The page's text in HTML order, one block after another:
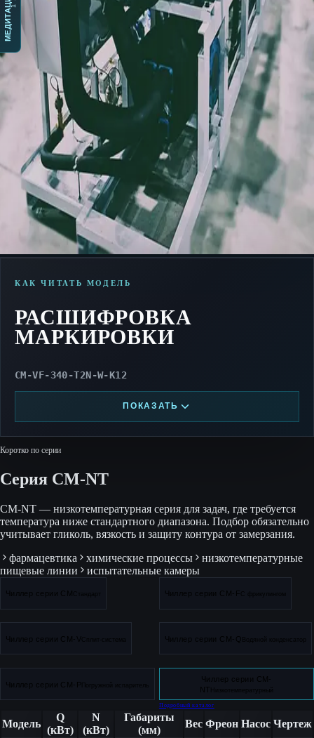
КАК ЧИТАТЬ МОДЕЛЬ
РАСШИФРОВКА
МАРКИРОВКИ
CM-VF-340-T2N-W-K12
ПОКАЗАТЬ
Коротко по серии
Серия CM-NT
CM-NT — низкотемпературная серия для задач, где требуется
температура ниже стандартного диапазона. Подбор обязательно
учитывает гликоль, вязкость и защиту контура от замерзания.
фармацевтика
химические процессы
низкотемпературные
пищевые линии
испытательные камеры
Чиллер серии CM Чиллер серии CM-F С фрикулингом
Чиллер серии CM-V Сплит-система Чиллер серии CM-Q
Чиллер серии CM-P
Чиллер серии CM-
NT
Низкотемпературный
Подробный каталог
Модель
Q
(кВт)
N
(кВт)
Габариты
(мм)
Вес Фреон Насос Чертеж
МЕДИТАЦИЯ